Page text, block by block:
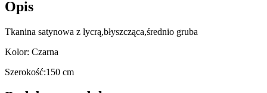
Opis
Tkanina satynowa z lycrą,błyszcząca,średnio gruba
Kolor: Czarna
Szerokość:150 cm